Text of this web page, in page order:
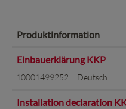
Produktinformation
Einbauerklärung KKP
10001499252 Deutsch
Installation declaration